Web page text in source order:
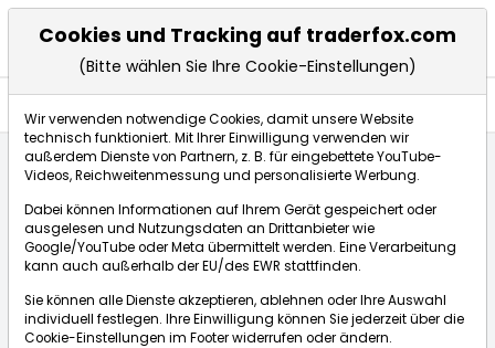
Börse:
Cookies und Tracking auf traderfox.com
(Bitte wählen Sie Ihre Cookie-Einstellungen)
Wir verwenden notwendige Cookies, damit unsere Website
technisch funktioniert. Mit Ihrer Einwilligung verwenden wir
außerdem Dienste von Partnern, z. B. für eingebettete YouTube-
Videos, Reichweitenmessung und personalisierte Werbung.
Dabei können Informationen auf Ihrem Gerät gespeichert oder
ausgelesen und Nutzungsdaten an Drittanbieter wie
Google/YouTube oder Meta übermittelt werden. Eine Verarbeitung
kann auch außerhalb der EU/des EWR stattfinden.
Sie können alle Dienste akzeptieren, ablehnen oder Ihre Auswahl
individuell festlegen. Ihre Einwilligung können Sie jederzeit über die
Cookie-Einstellungen im Footer widerrufen oder ändern.